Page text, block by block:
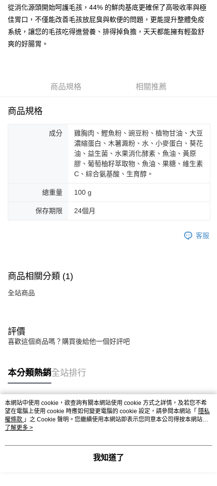
ATM／網路銀行／等多元方式進行付款，方視為交易完成。
※ 請注意：結帳手續完成當下不需立刻繳費，但若您需要取消訂單，請聯絡
購買商品的店家。未經商家同意取消之訂單仍視為有效，需透過AFTEE先享
後付繳納相關費用。
※ 交易是否成功請以「AFTEE先享後付 」之結帳頁面顯示為準，若有關於
是否繳費成功／繳費後需取消欲退款等相關疑問，請聯繫「AFTEE先享後付
１．透過由恩沛科技股份有限公司提供之「AFTEE先享後付」服務完成之交
易，需依本服務之必要範圍內提供個人資料，並將交易相關給付款項請求債
２．關於個人資料處理事宜，請瀏覽以下網址：
「AFTEE先享後付」，若未經同意申辦者引起之損失，本公司不負相關責
４．使用「AFTEE先享後付」時，將依據個別帳號之用戶狀況，依本公司即
時審查核予不同之上限額度；若仍有額度不足之情形，本公司將視審查結果
請求用戶進行身份認證。
５．嚴禁一人註冊多個帳號或使用他人資訊註冊。若發現惡意使用之情形，
恩沛科技股份有限公司將有權停止該用戶之使用額度並採取法律行動。
7-11取貨付款
每筆NT$60，滿NT$690(含以上)免運費
本島宅配
每筆NT$120，滿NT$1,000(含以上)免運費
從消化源頭開始呵護毛孩，44% 的鮮肉基底更確保了高吸收率與極
佳胃口，不僅能改善毛孩放屁臭與軟便的問題，更能提升整體免疫
系統，讓您的毛孩吃得進營養、排得掉負擔，天天都能擁有輕盈舒
爽的好腸胃。
商品規格 相關推薦
商品規格
成分
雞胸肉、鰹魚粉、豌豆粉、植物甘油、大豆
濃縮蛋白、木薯澱粉、水、小麥蛋白、葵花
油、益生菌、水果消化酵素、魚油、黃原
膠、葡萄柚籽萃取物、魚油、果糖、維生素
C、綜合氨基酸、生育醇。
總重量 100 g
保存期限 24個月
客服
商品相關分類 (1)
全站商品
評價
喜歡這個商品嗎？購買後給他一個好評吧
本分類熱銷全站排行
熱門標籤
本網站中使用 cookie，欲查詢有關本網站使用 cookie 方式之詳情，及若您不希
望在電腦上使用 cookie 時應如何變更電腦的 cookie 設定，請參閱本網站「 隱私
權條款 」之 Cookie 聲明。您繼續使用本網站即表示您同意本公司得按本網站使
用條款之 Cookie 聲明使用 cookie。
了解更多 >
我知道了